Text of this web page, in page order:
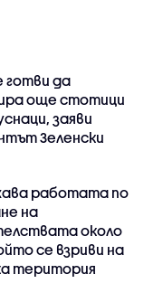
готви да
още стотици
заяви
Зеленски
работата по
на
около
се взриви на
територия